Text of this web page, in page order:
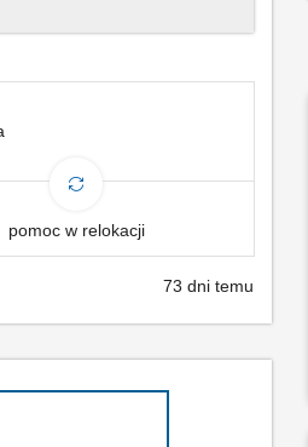
pomoc w relokacji
73 dni temu